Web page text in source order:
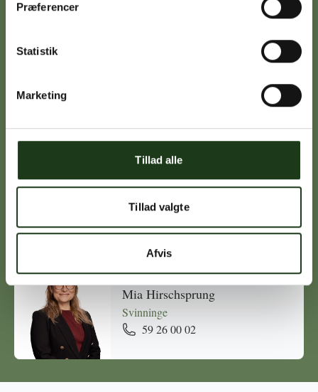
Præferencer
Statistik
Marketing
Tillad alle
Tillad valgte
Afvis
Michael Ørskov
Holbæk
Mia Hirschsprung
Svinninge
59 26 00 02